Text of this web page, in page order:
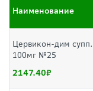
Наименование
Цервикон-дим супп.
100мг №25
2147.40